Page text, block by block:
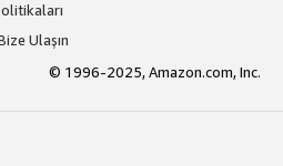
Ulaşın
© 1996-2025, Amazon.com, Inc.